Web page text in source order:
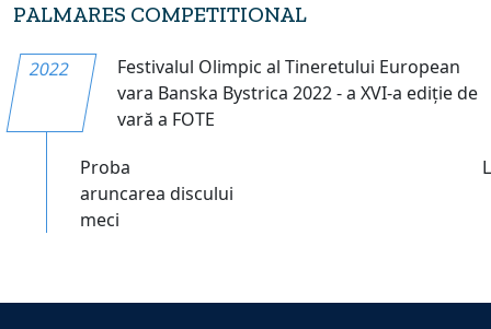
PALMARES COMPETITIONAL
2022
Festivalul Olimpic al Tineretului European
vara Banska Bystrica 2022 - a XVI-a ediție de
vară a FOTE
Proba
aruncarea discului
meci